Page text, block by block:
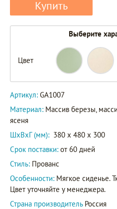
Купить
Выберите
Цвет
GA1007
GA1007C
Артикул: GA1007
Материал: Массив березы,
ясеня
ШxВxГ (мм): 380 x 480 x 300
Срок поставки: от 60 дней
Стиль: Прованс
Особенности: Мягкое сиденье.
Цвет уточняйте у менеджера.
Страна производитель Россия